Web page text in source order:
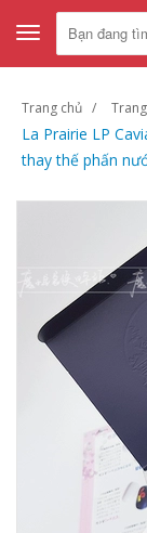
Toggle
navigation
Trang chủ
La Prairie LP
thay thế phấn